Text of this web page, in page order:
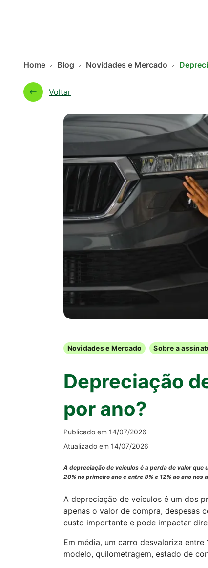
Home Blog Novidades e Mercado
Voltar
Novidades e Mercado Sobre a
Depreciação
por ano?
Publicado em 14/07/2026
Atualizado em 14/07/2026
A depreciação de veículos é a perda de valor que
20% no primeiro ano e entre 8% e 12% ao ano
A depreciação de veículos é um dos
apenas o valor de compra, despesas
custo importante e pode impactar
Em média, um carro desvaloriza
modelo, quilometragem, estado de